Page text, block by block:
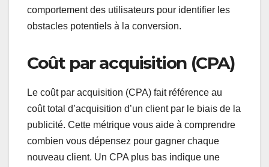
comportement des utilisateurs pour identifier les
obstacles potentiels à la conversion.
Coût par acquisition (CPA)
Le coût par acquisition (CPA) fait référence au
coût total d’acquisition d’un client par le biais de la
publicité. Cette métrique vous aide à comprendre
combien vous dépensez pour gagner chaque
nouveau client. Un CPA plus bas indique une